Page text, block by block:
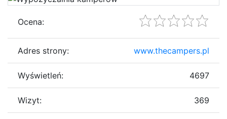
Ocena:
Adres strony: www.thecampers.pl
Wyświetleń: 4697
Wizyt: 369